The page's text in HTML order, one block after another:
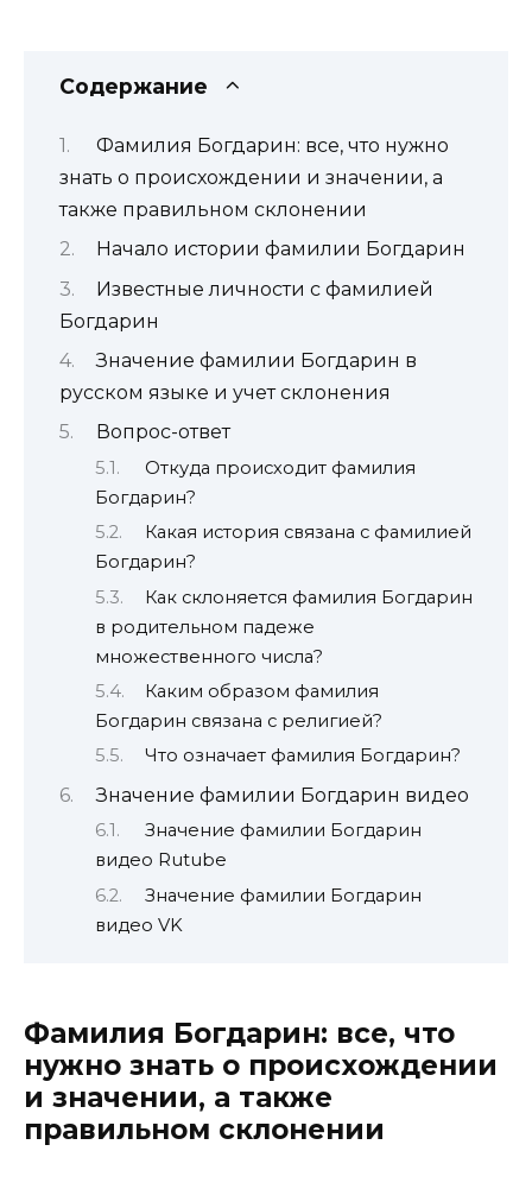
Содержание
Фамилия Богдарин: все, что нужно
знать о происхождении и значении, а
также правильном склонении
Начало истории фамилии Богдарин
Известные личности с фамилией
Богдарин
Значение фамилии Богдарин в
русском языке и учет склонения
Вопрос-ответ
Откуда происходит фамилия
Богдарин?
Какая история связана с фамилией
Богдарин?
Как склоняется фамилия Богдарин
в родительном падеже
множественного числа?
Каким образом фамилия
Богдарин связана с религией?
Что означает фамилия Богдарин?
Значение фамилии Богдарин видео
Значение фамилии Богдарин
видео Rutube
Значение фамилии Богдарин
видео VK
Фамилия Богдарин: все, что
нужно знать о происхождении
и значении, а также
правильном склонении